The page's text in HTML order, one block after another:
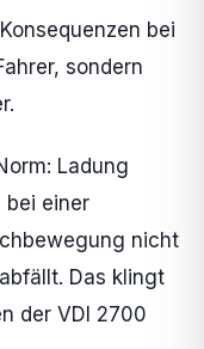
bei
sondern
Ladung
bei einer
nicht
Das klingt
der VDI 2700